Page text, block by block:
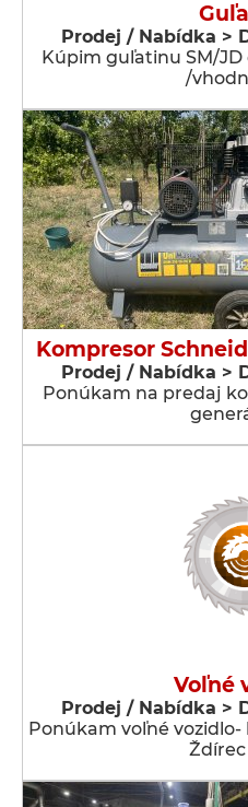
Prodej / Nabídka >
Kúpim guľatinu SM/JD
/
Kompresor
Prodej / Nabídka >
Ponúkam na predaj
Voľné
Prodej / Nabídka >
Ponúkam voľné vozidlo-